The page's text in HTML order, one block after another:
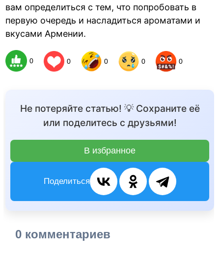
вам определиться с тем, что попробовать в
первую очередь и насладиться ароматами и
вкусами Армении.
0 0 0 0 0
Не потеряйте статью! 💡 Сохраните её
или поделитесь с друзьями!
В избранное
Поделиться
0 комментариев